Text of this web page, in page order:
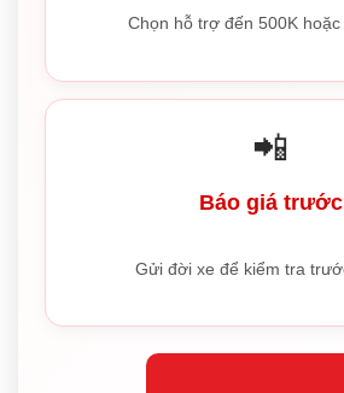
Chọn hỗ trợ đến 500K hoặc
📲
Báo giá trước
Gửi đời xe để kiểm tra